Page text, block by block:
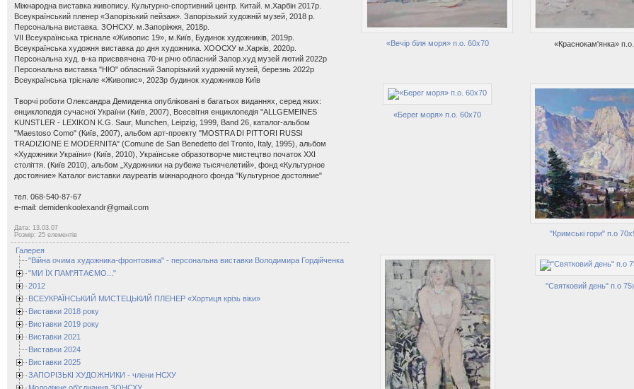
Міжнародна виставка живопису. Культурно-спортивний центр. Китай. м.Харбін 2017р.
Всеукраїнський пленер «Запорізький пейзаж». Запорізький художній музей, 2018 р.
Персональна виставка. ЗОНСХУ. м.Запоріжжя, 2018р.
VII Всеукраїнська трієнале «Живопис 19», м.Київ, Будинок художників, 2019p.
Всеукраїнська художня виставка до дня художника. ХООСХУ м.Харків, 2020р.
Персональна худ. в-ка присввячена 70-и річю обласний Запор.худ музей лютий 2022р
Персональна виставка "НЮ" обласний Запорізький художній музей, березнь 2022р
Всеукраїнська трієнале «Живопис», 2023р будинок художников Київ
Творчі роботи Олександра Демиденка опубліковані в багатьох виданнях, серед яких:
енциклопедія сучасної України (Київ, 2007), Всесвітня енциклопедія "ALLGEMEINES
KUNSTLER - LEXIKON K.G. Saur, Munchen, Leipzig, 1999, Band 26, каталог-альбом
"Maestoso Como" (Київ, 2007), альбом арт-проекту "MOSTRA DI PITTORI RUSSI
TRADIZIONE E MODERNITA" (Comune de San Benedetto del Tronto, Italy, 1995), альбом
«Художники України» (Київ, 2010), Українське образотворче мистецтво початок ХХІ
століття. (Київ 2010), альбом „Художники на рубеже тысячелетий», фонд «Культурное
достояние» Каталог виставки лауреатів міжнародного фонда "Культурное достояние"
тел. 068-540-87-67
e-mail: demidenkoolexandr@gmail.com
Дата: 13.03.07
Розмір: 25 елементів
Галерея
"Війна очима художника-фронтовика" - персональна виставки Володимира Гордійченка
"МИ ЇХ ПАМ'ЯТАЄМО..."
2012
ВСЕУКРАЇНСЬКИЙ МИСТЕЦЬКИЙ ПЛЕНЕР «Хортиця крізь віки»
Виставки 2018 року
Виставки 2019 року
Виставки 2021
Виставки 2024
Виставки 2025
ЗАПОРІЗЬКІ ХУДОЖНИКИ - члени НСХУ
«Вечір біля моря» п.о. 60х70 «Краснокам'янка»
«Берег моря» п.о. 60х70
"Кримські гори" п.о
"Святковий день" п.о